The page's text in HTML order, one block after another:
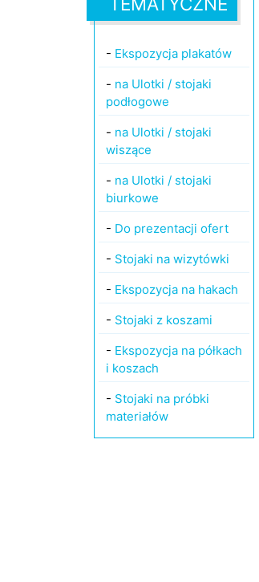
- Ekspozycja plakatów
- na Ulotki / stojaki
podłogowe
- na Ulotki / stojaki
wiszące
- na Ulotki / stojaki
biurkowe
- Do prezentacji ofert
- Stojaki na wizytówki
- Ekspozycja na hakach
- Stojaki z koszami
- Ekspozycja na półkach
i koszach
- Stojaki na próbki
materiałów